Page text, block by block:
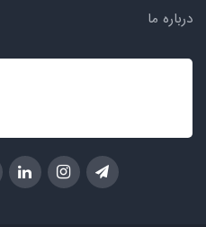
درباره ما